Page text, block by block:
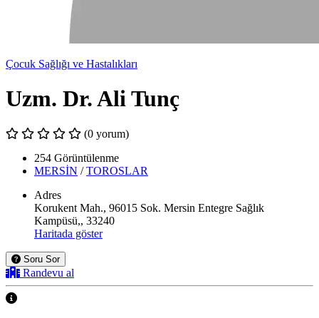
Çocuk Sağlığı ve Hastalıkları
Uzm. Dr. Ali Tunç
(0 yorum)
254 Görüntülenme
MERSİN /TOROSLAR
Adres
Korukent Mah., 96015 Sok. Mersin Entegre Sağlık
Kampüsü,, 33240
Haritada göster
Soru Sor
Randevu al